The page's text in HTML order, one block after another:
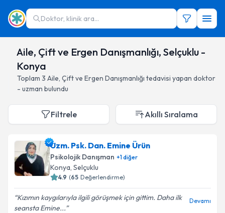
Doktor, klinik ara...
Aile, Çift ve Ergen Danışmanlığı, Selçuklu -
Konya
Toplam 3 Aile, Çift ve Ergen Danışmanlığı tedavisi yapan doktor
- uzman bulundu
Filtrele Akıllı Sıralama
Uzm. Psk. Dan. Emine Ürün
Psikolojik Danışman +1diğer
Konya, Selçuklu
4.9 (65 Değerlendirme)
Kızımın kaygılarıyla ilgili görüşmek için gittim. Daha ilk
seansta Emine...
Devamı